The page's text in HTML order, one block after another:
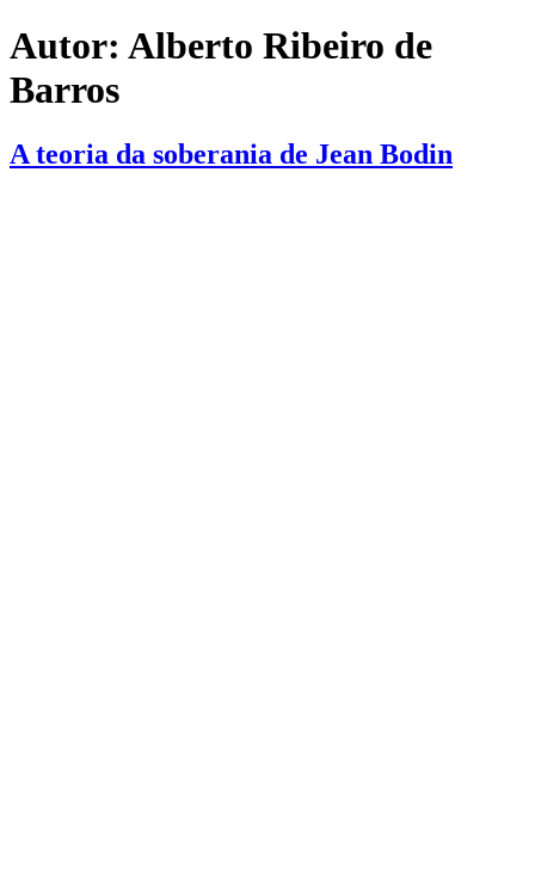
Autor: Alberto Ribeiro de
Barros
A teoria da soberania de Jean Bodin